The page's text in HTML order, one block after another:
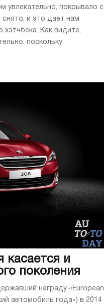
увлекательно, покрывало с
и это дает нам
Как видите,
поскольку
касается и
поколения
награду «European
автомобиль года») в 2014